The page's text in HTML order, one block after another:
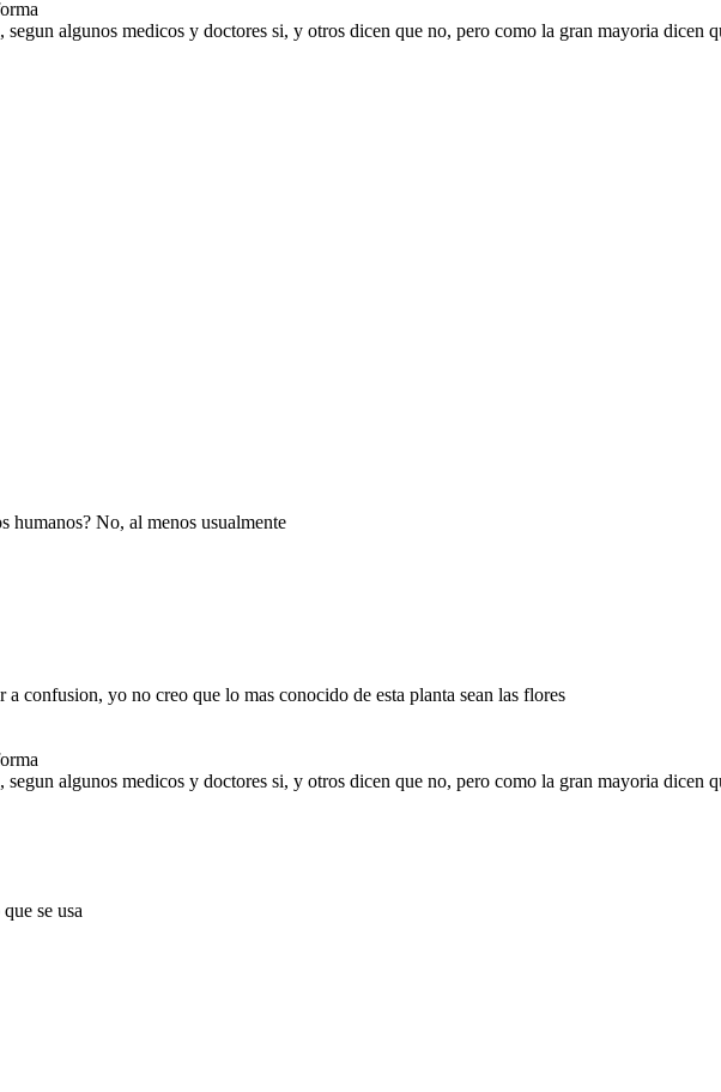
segun algunos medicos y doctores si, y otros dicen que no, pero como la gran mayoria dicen
humanos? No, al menos usualmente
confusion, yo no creo que lo mas conocido de esta planta sean las flores
segun algunos medicos y doctores si, y otros dicen que no, pero como la gran mayoria dicen
se usa